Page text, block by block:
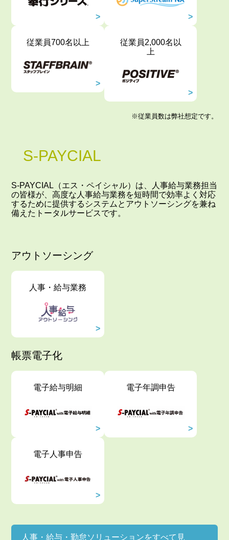
従業員700名以上
従業員2,000名以
上
※従業員数は弊社想定です。
S-PAYCIAL
S-PAYCIAL（エス・ペイシャル）は、人事給与業務担当
の皆様が、高度な人事給与業務を短時間で効率よく対応
するために提供するシステムとアウトソーシングを兼ね
備えたトータルサービスです。
アウトソーシング
人事・給与業務
帳票電子化
電子給与明細 電子年調申告
電子人事申告
人事・給与・勤怠ソリューションをすべて見